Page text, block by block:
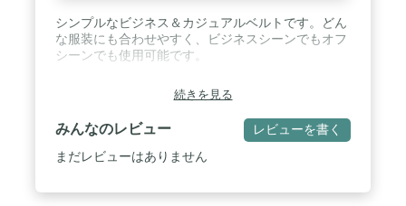
シンプルなビジネス＆カジュアルベルトです。どん
な服装にも合わせやすく、ビジネスシーンでもオフ
シーンでも使用可能です。
続きを見る
みんなのレビュー レビューを書く
まだレビューはありません